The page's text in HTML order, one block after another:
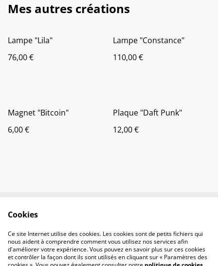
Mes autres créations
Lampe "Lila"
76,00 €
Lampe "Constance"
110,00 €
Magnet "Bitcoin"
6,00 €
Plaque "Daft Punk"
12,00 €
Politique de
confidentialité
Politique de cookies
Cookies
Ce site Internet utilise des cookies. Les cookies sont de petits fichiers qui
nous aident à comprendre comment vous utilisez nos services afin
d'améliorer votre expérience. Vous pouvez en savoir plus sur ces cookies
et contrôler la façon dont ils sont utilisés en cliquant sur « Paramètres des